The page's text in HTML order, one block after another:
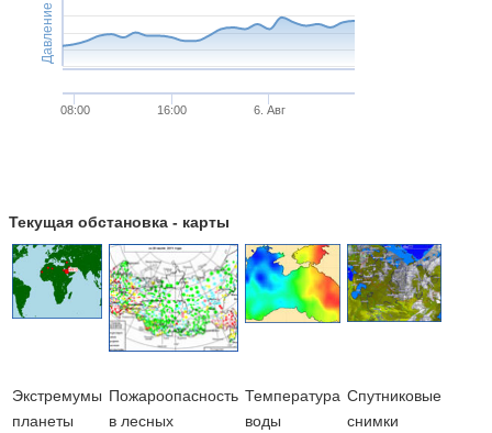
Давление
08:00 16:00 6. Авг
Текущая обстановка - карты
Экстремумы
планеты
Пожароопасность
в лесных
Температура
воды
Cпутниковые
снимки